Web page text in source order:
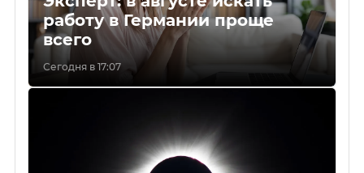
работу в Германии проще
всего
Сегодня в 17:07